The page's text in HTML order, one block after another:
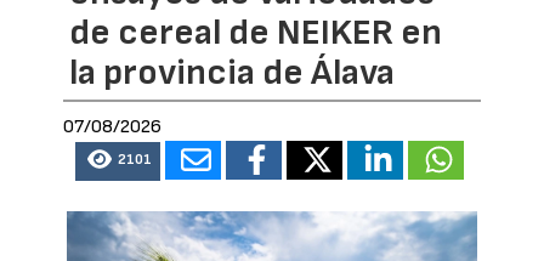
de cereal de NEIKER en
la provincia de Álava
07/08/2026
2101